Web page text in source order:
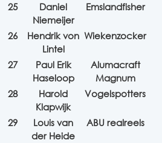
25
Daniel
Niemeijer
Emslandfisher
26
Hendrik von
Lintel
Wiekenzocker
27
Paul Erik
Haseloop
Alumacraft
Magnum
28
Harold
Klapwijk
Vogelspotters
29
Louis van
der Heide
ABU realreels